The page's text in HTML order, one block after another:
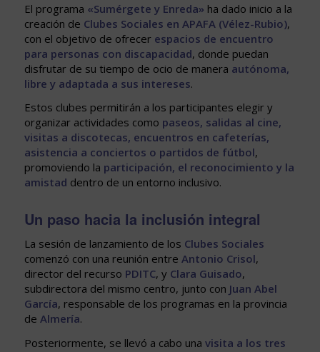
El programa «Sumérgete y Enreda» ha dado inicio a la
creación de Clubes Sociales en APAFA (Vélez-Rubio),
con el objetivo de ofrecer espacios de encuentro
para personas con discapacidad, donde puedan
disfrutar de su tiempo de ocio de manera autónoma,
libre y adaptada a sus intereses.
Estos clubes permitirán a los participantes elegir y
organizar actividades como paseos, salidas al cine,
visitas a discotecas, encuentros en cafeterías,
asistencia a conciertos o partidos de fútbol,
promoviendo la participación, el reconocimiento y la
amistad dentro de un entorno inclusivo.
Un paso hacia la inclusión integral
La sesión de lanzamiento de los Clubes Sociales
comenzó con una reunión entre Antonio Crisol,
director del recurso PDITC, y Clara Guisado,
subdirectora del mismo centro, junto con Juan Abel
García, responsable de los programas en la provincia
de Almería.
Posteriormente, se llevó a cabo una visita a los tres